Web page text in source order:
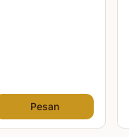
Pesan